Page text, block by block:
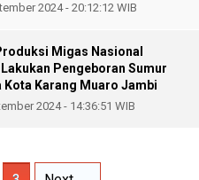
2024 - 20:12:12 WIB
Migas Nasional
Pengeboran Sumur
Kota Karang Muaro Jambi
2024 - 14:36:51 WIB